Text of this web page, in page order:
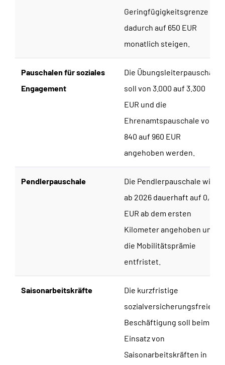
Geringfügigkeitsgrenze
dadurch auf 650 EUR
monatlich steigen.
Pauschalen für soziales
Engagement
Die Übungsleiterpauschale
soll von 3.000 auf 3.300
EUR und die
Ehrenamtspauschale von
840 auf 960 EUR
angehoben werden.
Pendlerpauschale
Die Pendlerpauschale wird
ab 2026 dauerhaft auf 0,38
EUR ab dem ersten
Kilometer angehoben und
die Mobilitätsprämie
entfristet.
Saisonarbeitskräfte
Die kurzfristige
sozialversicherungsfreie
Beschäftigung soll beim
Einsatz von
Saisonarbeitskräften in